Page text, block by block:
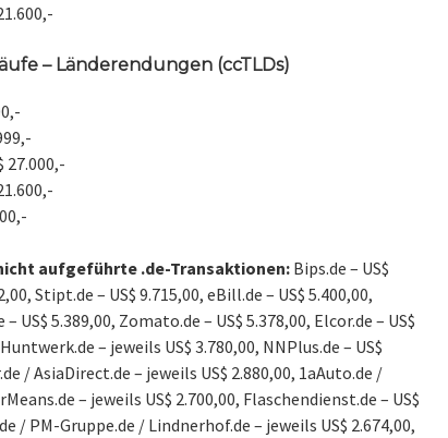
– Länderendungen (ccTLDs)
27.000,-
aufgeführte .de-Transaktionen:Bips.de – US$
Stipt.de – US$ 9.715,00, eBill.de – US$ 5.400,00,
US$ 5.389,00, Zomato.de – US$ 5.378,00, Elcor.de – US$
– jeweils US$ 3.780,00, NNPlus.de – US$
/ AsiaDirect.de – jeweils US$ 2.880,00, 1aAuto.de /
– jeweils US$ 2.700,00, Flaschendienst.de – US$
/ PM-Gruppe.de / Lindnerhof.de – jeweils US$ 2.674,00,